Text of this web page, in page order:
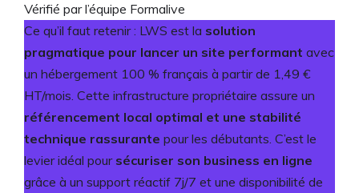
Vérifié par l’équipe Formalive
Ce qu’il faut retenir : LWS est la solution
pragmatique pour lancer un site performant avec
un hébergement 100 % français à partir de 1,49 €
HT/mois. Cette infrastructure propriétaire assure un
référencement local optimal et une stabilité
technique rassurante pour les débutants. C’est le
levier idéal pour sécuriser son business en ligne
grâce à un support réactif 7j/7 et une disponibilité de